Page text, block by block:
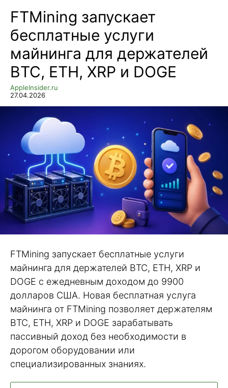
FTMining запускает
бесплатные услуги
майнинга для держателей
BTC, ETH, XRP и DOGE
AppleInsider.ru
27.04.2026
FTMining запускает бесплатные услуги
майнинга для держателей BTC, ETH, XRP и
DOGE с ежедневным доходом до 9900
долларов США. Новая бесплатная услуга
майнинга от FTMining позволяет держателям
BTC, ETH, XRP и DOGE зарабатывать
пассивный доход без необходимости в
дорогом оборудовании или
специализированных знаниях.